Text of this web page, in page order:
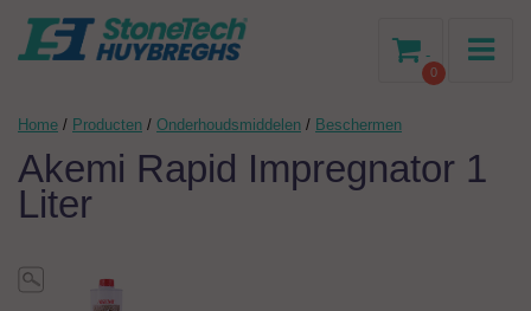
0
-
Home / Producten / Onderhoudsmiddelen / Beschermen
Akemi Rapid Impregnator 1
Liter